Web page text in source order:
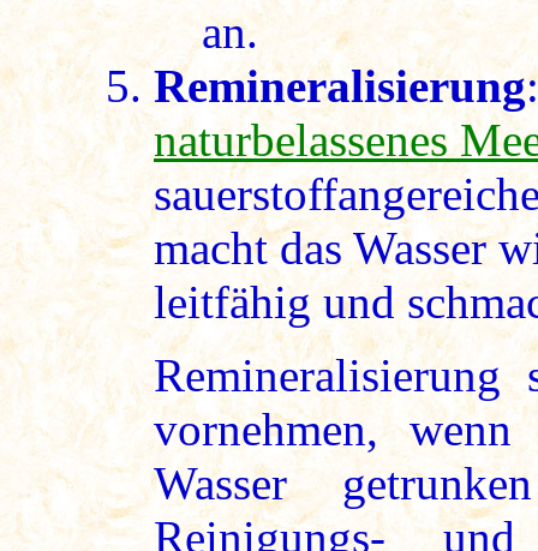
an.
Remineralisierung
naturbelassenes
macht das Wasser
leitfähig und
vornehmen,
Wasser
Reinigungs-